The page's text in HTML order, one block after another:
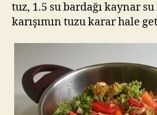
tuz, 1.5 su bardağı kaynar
karışımın tuzu karar hale